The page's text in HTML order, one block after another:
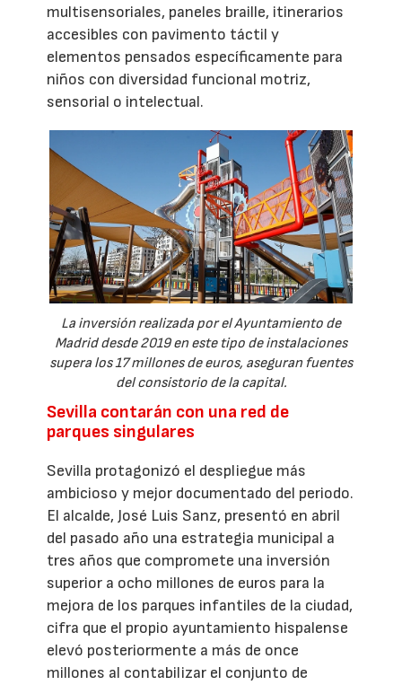
multisensoriales, paneles braille, itinerarios
accesibles con pavimento táctil y
elementos pensados específicamente para
niños con diversidad funcional motriz,
sensorial o intelectual.
La inversión realizada por el Ayuntamiento de
Madrid desde 2019 en este tipo de instalaciones
supera los 17 millones de euros, aseguran fuentes
del consistorio de la capital.
Sevilla contarán con una red de
parques singulares
Sevilla protagonizó el despliegue más
ambicioso y mejor documentado del periodo.
El alcalde, José Luis Sanz, presentó en abril
del pasado año una estrategia municipal a
tres años que compromete una inversión
superior a ocho millones de euros para la
mejora de los parques infantiles de la ciudad,
cifra que el propio ayuntamiento hispalense
elevó posteriormente a más de once
millones al contabilizar el conjunto de